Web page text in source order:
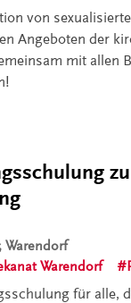
von
Angeboten der
mit allen
Warendorf
Warendorf
für alle,